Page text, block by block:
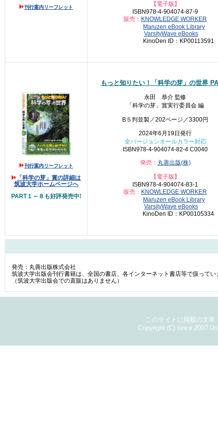
刊行案内リーフレット
【電子版】
ISBN978-4-904074-87-9
販売： KNOWLEDGE WORKER
Maruzen eBook Library
VarsityWave eBooks
KinoDen ID：KP00113591
刊行案内リーフレット
「科学の芽」賞の詳細は
筑波大学ホームページへ
PART１～８も好評発売中!
もっと知りたい！「科学の芽」の世界
永田 恭介 監修
「科学の芽」賞実行委員会 編
B５判並製／202ページ／3300円
2024年6月19日発行
全バージョンオールカラー対応
ISBN978-4-904074-82-4 C0040
発売： 丸善出版(株)
【電子版】
ISBN978-4-904074-83-1
販売： KNOWLEDGE WORKER
Maruzen eBook Library
VarsityWave eBooks
KinoDen ID：KP00105334
発売：丸善出版株式会社
筑波大学出版会刊行書籍は、全国の書店、各インターネット書店等で扱って
（筑波大学出版会での直販はありません）
このサイトに掲載の文
Copyright (C) since 2007